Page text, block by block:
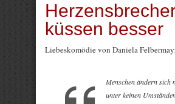
küssen besser
Liebeskomödie von Daniela
Menschen ändern sich
unter keinen